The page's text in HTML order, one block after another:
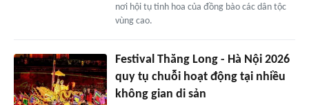
nơi hội tụ tinh hoa của đồng bào các dân tộc
vùng cao.
Festival Thăng Long - Hà Nội 2026
quy tụ chuỗi hoạt động tại nhiều
không gian di sản